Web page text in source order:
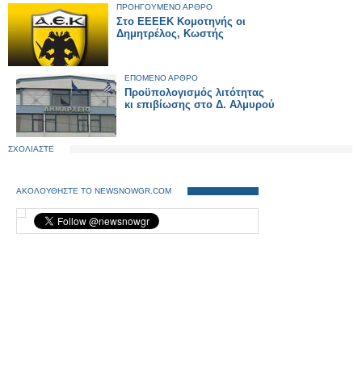
ΠΡΟΗΓΟΥΜΕΝΟ ΑΡΘΡΟ
Στο ΕΕΕΕΚ Κομοτηνής οι
Δημητρέλος, Κωστής
ΕΠΟΜΕΝΟ ΑΡΘΡΟ
Προϋπολογισμός λιτότητας
κι επιβίωσης στο Δ. Αλμυρού
ΣΧΟΛΙΑΣΤΕ
ΑΚΟΛΟΥΘΗΣΤΕ ΤΟ NEWSNOWGR.COM